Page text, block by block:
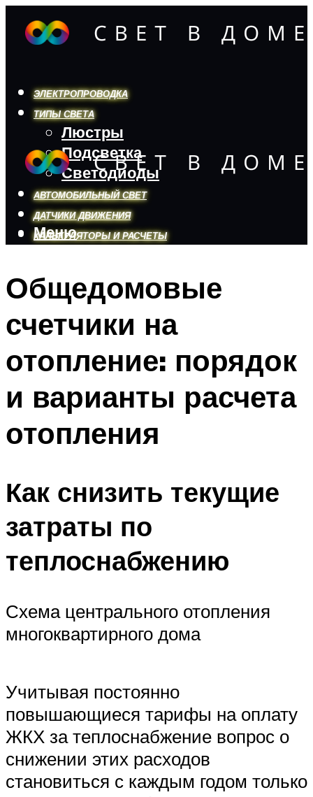
ЭЛЕКТРОПРОВОДКА
ТИПЫ СВЕТА
Люстры
Подсветка
Светодиоды
АВТОМОБИЛЬНЫЙ СВЕТ
ДАТЧИКИ ДВИЖЕНИЯ
КАЛЬКУЛЯТОРЫ И РАСЧЕТЫ
Меню
Меню
Общедомовые
счетчики на
отопление: порядок
и варианты расчета
отопления
Как снизить текущие
затраты по
теплоснабжению
Схема центрального отопления
многоквартирного дома
Учитывая постоянно
повышающиеся тарифы на оплату
ЖКХ за теплоснабжение вопрос о
снижении этих расходов
становиться с каждым годом только